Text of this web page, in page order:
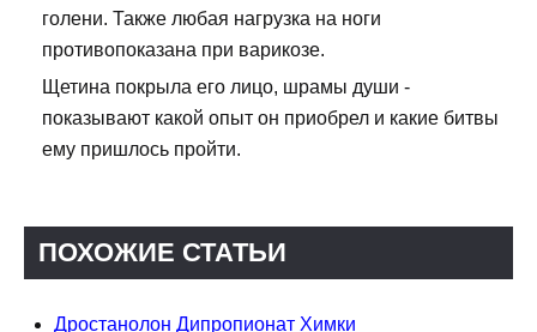
голени. Также любая нагрузка на ноги
противопоказана при варикозе.
Щетина покрыла его лицо, шрамы души -
показывают какой опыт он приобрел и какие битвы
ему пришлось пройти.
ПОХОЖИЕ СТАТЬИ
Дростанолон Дипропионат Химки